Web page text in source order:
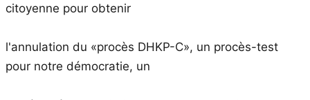
citoyenne pour obtenir
l'annulation du «procès DHKP-C», un procès-test
pour notre démocratie, un